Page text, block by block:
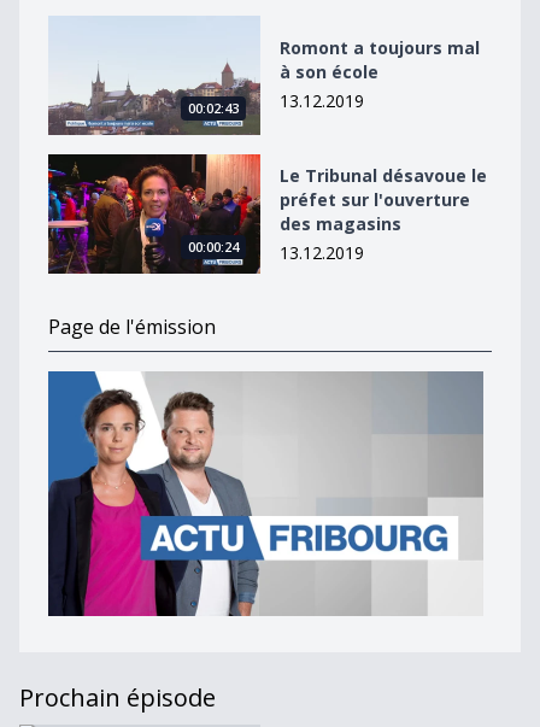
00:02:43
Romont a toujours mal
à son école
13.12.2019
Le Tribunal désavoue le préfet sur l&#039;ouverture
00:00:24
Le Tribunal désavoue le
préfet sur l'ouverture
des magasins
13.12.2019
Page de l'émission
Prochain épisode